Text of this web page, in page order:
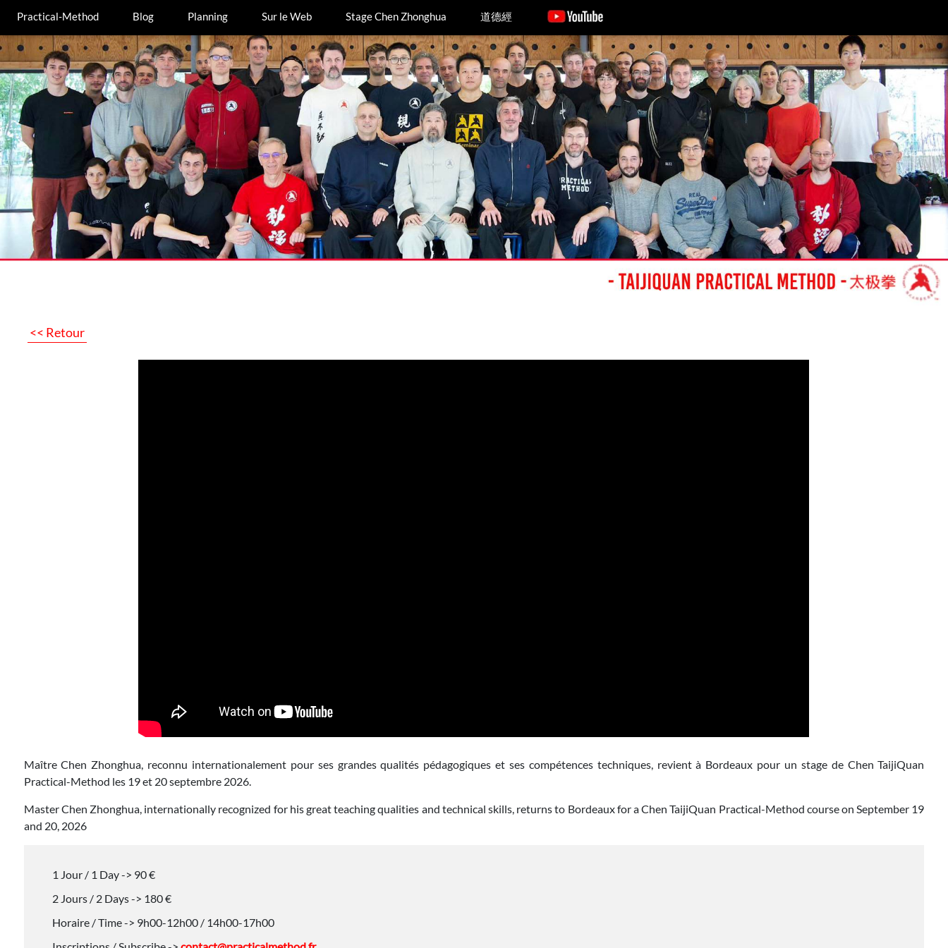
Practical-Method Blog Planning Sur le Web Stage Chen Zhonghua 道德經
<< Retour
Maître Chen Zhonghua, reconnu internationalement pour ses grandes qualités pédagogiques et ses compétences techniques, revient à Bordeaux pour un stage de Chen TaijiQuan
Practical-Method les 19 et 20 septembre 2026.
Master Chen Zhonghua, internationally recognized for his great teaching qualities and technical skills, returns to Bordeaux for a Chen TaijiQuan Practical-Method course on September 19
and 20, 2026
1 Jour / 1 Day -> 90 €
2 Jours / 2 Days -> 180 €
Horaire / Time -> 9h00-12h00 / 14h00-17h00